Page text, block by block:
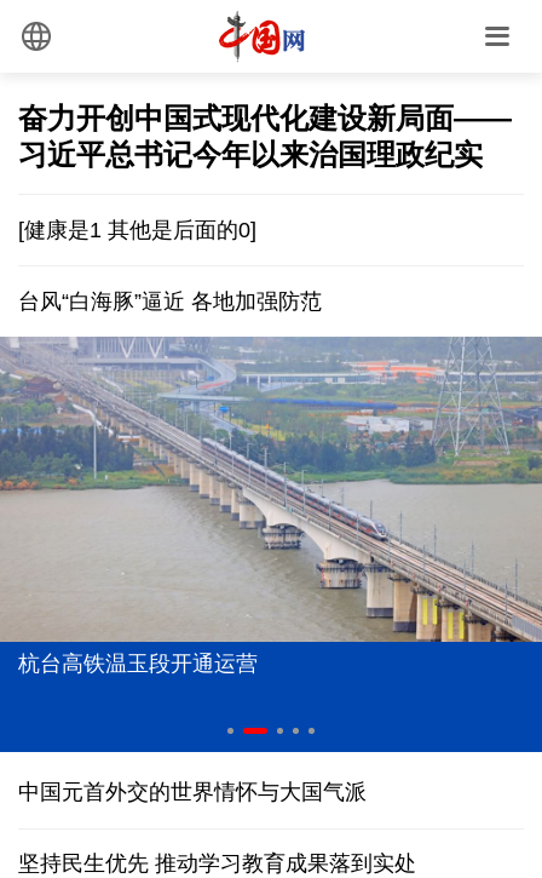
奋力开创中国式现代化建设新局面——
习近平总书记今年以来治国理政纪实
[健康是1 其他是后面的0]
台风“白海豚”逼近 各地加强防范
杭台高铁温玉段开通运营
中国元首外交的世界情怀与大国气派
坚持民生优先 推动学习教育成果落到实处